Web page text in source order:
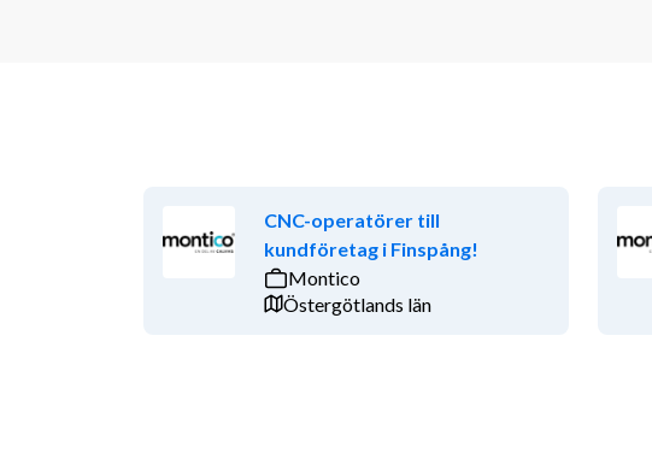
CNC-operatörer till
kundföretag i Finspång!
Montico
Östergötlands län